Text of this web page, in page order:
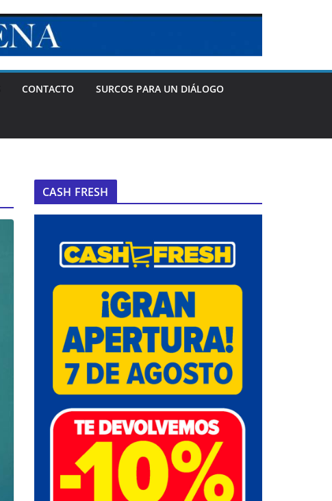
CONTACTO SURCOS PARA UN DIÁLOGO
CASH FRESH